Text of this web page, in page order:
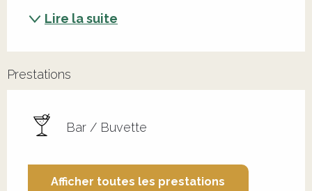
Lire la suite
Prestations
Bar / Buvette
Afficher toutes les prestations